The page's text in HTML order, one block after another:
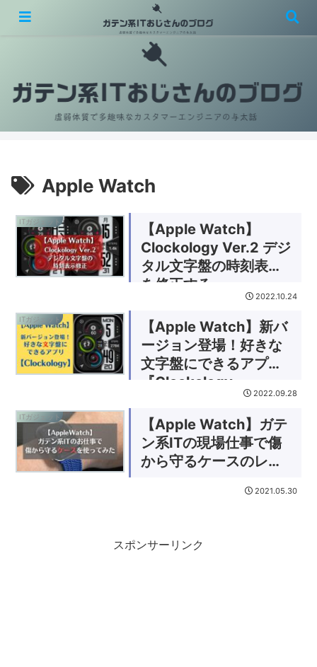
虚弱体質で多趣味なカスタマーエンジニアの与太話
Apple Watch
ITガジェット
【Apple Watch】
Clockology Ver.2 デジ
タル文字盤の時刻表示
を修正する
2022.10.24
ITガジェット
【Apple Watch】新バ
ージョン登場！好きな
文字盤にできるアプリ
『Clockology』
2022.09.28
ITガジェット
【Apple Watch】ガテ
ン系ITの現場仕事で傷
から守るケースのレビ
2021.05.30
スポンサーリンク